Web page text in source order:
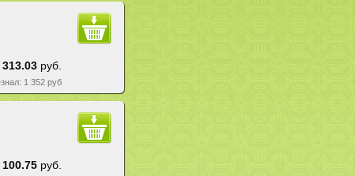
313.03 руб.
1 352 руб
100.75 руб.